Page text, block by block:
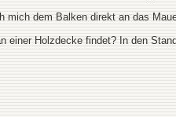
dem Balken direkt an das
Holzdecke findet? In den